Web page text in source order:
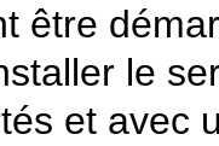
être
le
et avec